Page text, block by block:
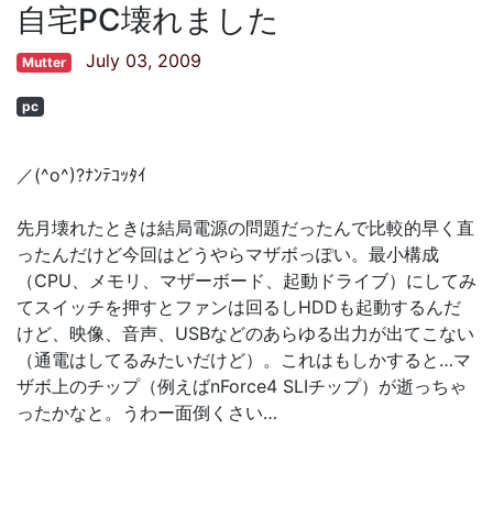
自宅PC壊れました
Mutter July 03, 2009
pc
／(^o^)?ﾅﾝﾃｺｯﾀｲ
先月壊れたときは結局電源の問題だったんで比較的早く直
ったんだけど今回はどうやらマザボっぽい。最小構成
（CPU、メモリ、マザーボード、起動ドライブ）にしてみ
てスイッチを押すとファンは回るしHDDも起動するんだ
けど、映像、音声、USBなどのあらゆる出力が出てこない
（通電はしてるみたいだけど）。これはもしかすると…マ
ザボ上のチップ（例えばnForce4 SLIチップ）が逝っちゃ
ったかなと。うわー面倒くさい…